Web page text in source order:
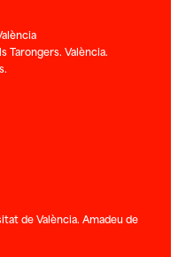
Tarongers. València.
de València. Amadeu de